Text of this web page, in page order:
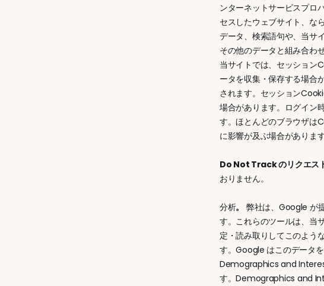
ンターネットサービスプロ
セスしたウェブサイト、な
データ、検索語句や、当サ
その他のデータと組み合わ
当サイトでは、セッション
ータを収集・保存する場合
されます。セッション
場合があります。ログイン
す。ほとんどのブラウザは
に影響が及ぶ場合があります
Do Not Track のリクエス
おりません。
分析。
弊社は、Google が
す。これらのツールは、当
定・読み取りしてこのよう
す。Google はこのデータ
Demographics and
す。Demographics and